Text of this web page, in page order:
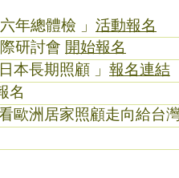
年總體檢 」 活動報名
研討會 開始報名
本長期照顧 」 報名連結
名
歐洲居家照顧走向給台